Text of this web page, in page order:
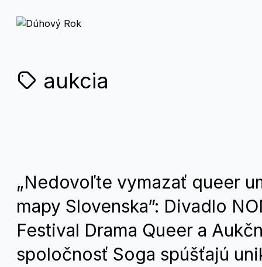
aukcia
„Nedovoľte vymazať queer
mapy Slovenska”: Divadlo
Festival Drama Queer a
spoločnosť Soga spúšťajú